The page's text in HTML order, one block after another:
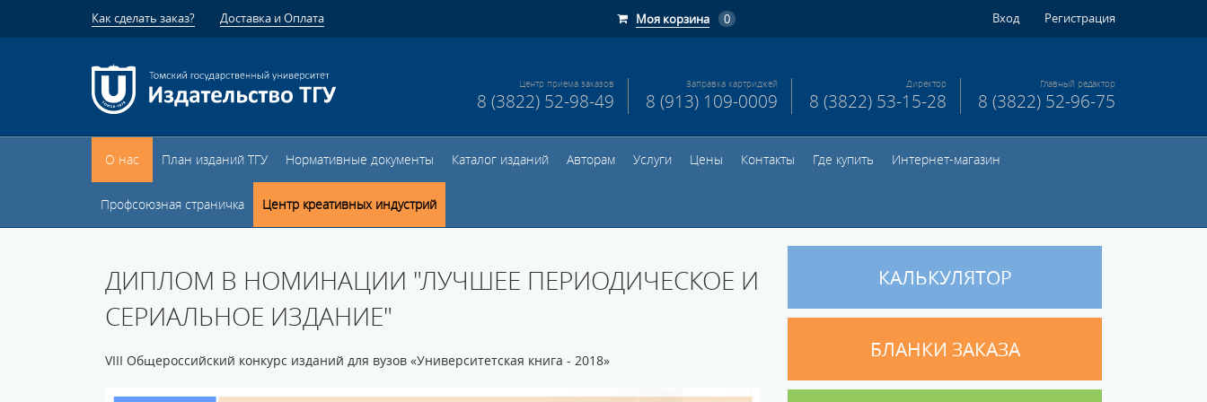
Как сделать заказ? Доставка и Оплата Моя корзина 0 Вход Регистрация
Центр приема заказов
8 (3822) 52-98-49
Заправка картриджей
8 (913) 109-0009
Директор
8 (3822) 53-15-28
Главный редактор
8 (3822) 52-96-75
О нас План изданий ТГУ Нормативные документы Каталог изданий Авторам Услуги Цены Контакты Где купить Интернет-магазин
Профсоюзная страничка Центр креативных индустрий
ДИПЛОМ В НОМИНАЦИИ "ЛУЧШЕЕ ПЕРИОДИЧЕСКОЕ И
СЕРИАЛЬНОЕ ИЗДАНИЕ"
VIII Общероссийский конкурс изданий для вузов «Университетская книга - 2018»
КАЛЬКУЛЯТОР
БЛАНКИ ЗАКАЗА